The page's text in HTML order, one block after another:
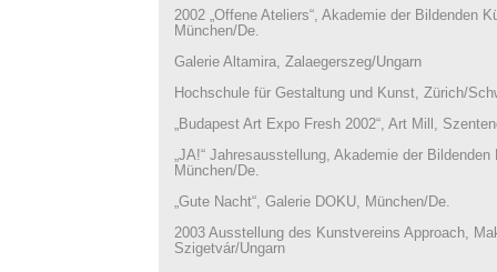
2002 „Offene Ateliers“, Akademie der Bildenden
München/De.
Galerie Altamira, Zalaegerszeg/Ungarn
Hochschule für Gestaltung und Kunst, Zürich/
„Budapest Art Expo Fresh 2002“, Art Mill,
„JA!“ Jahresausstellung, Akademie der
München/De.
„Gute Nacht“, Galerie DOKU, München/De.
2003 Ausstellung des Kunstvereins Approach,
Szigetvár/Ungarn